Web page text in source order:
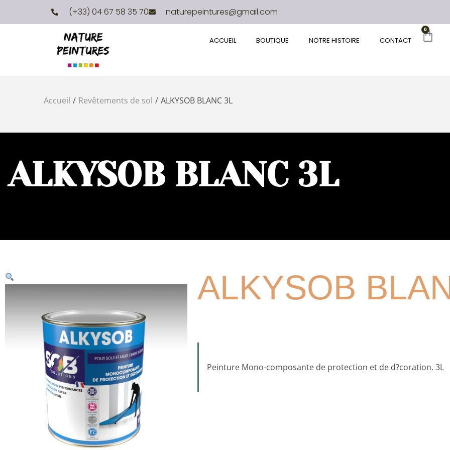
(+33) 04 67 58 35 70 naturepeintures@gmail.com
ACCUEIL BOUTIQUE NOTRE HISTOIRE CONTACT
0
Accueil / Revêtements de sol / ALKYSOB BLANC 3L
ALKYSOB BLANC 3L
ALKYSOB
Peinture Mono-composante de protection et de d?coration. 3L